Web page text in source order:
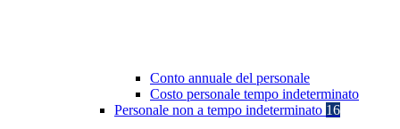
Conto annuale del personale
Costo personale tempo indeterminato
Personale non a tempo indeterminato 16